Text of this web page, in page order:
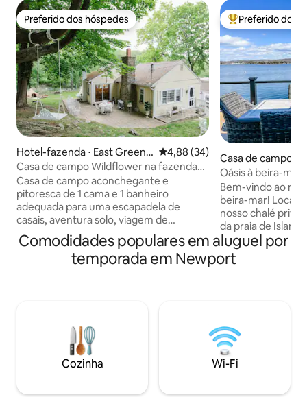
Preferido dos hóspedes
Preferido dos hóspedes
Hotel-fazenda ⋅ East Green
wich
4,88 de uma avaliação média
4,88 (34)
Casa de campo Wildflower na fazenda
Bittersweet
Casa de campo aconchegante e
pitoresca de 1 cama e 1 banheiro
adequada para uma escapadela de
casais, aventura solo, viagem de
negócios ou fim de semana das
meninas. Os hóspedes podem desfrutar
de uma experiência isolada equipada
frente ao nosso estúdio de arte no
celeiro, ao lado das terras agrícolas que
abrigam todos os nossos amigos animais
e diretamente adjacente ao nosso lago
natureza do check-in ao check-out.
Entre os
Preferido dos
Casa de campo ⋅
h
Oásis à beira-
Newport com
hidromassagem!
Bem-vindo ao
beira-mar!
nosso chalé
da praia de Island
atrações locais.
para desfrutar de
e hambúrgueres
locais ou desfrute
de golfe. Nossa
está
de locais de
Comodidades populares em aluguel por
temporada em Newport
Cozinha Wi-Fi